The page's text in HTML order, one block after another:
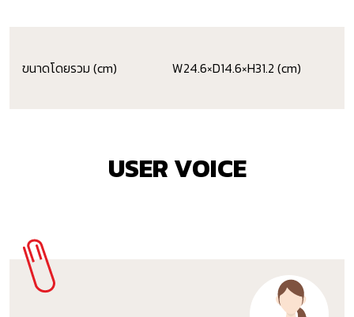
ขนาดโดยรวม (cm) W24.6×D14.6×H31.2 (cm)
USER VOICE